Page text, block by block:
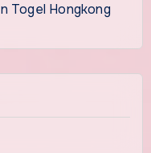
Togel Hongkong